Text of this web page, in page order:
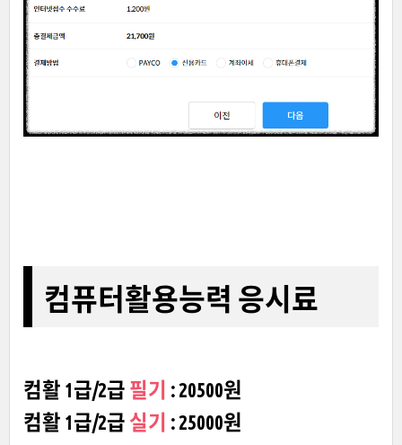
컴퓨터활용능력 응시료
컴활 1급/2급 필기 : 20500원
컴활 1급/2급 실기 : 25000원